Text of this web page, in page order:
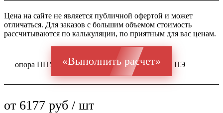
опора ППУ ГОСТ 20295 Ст 10-20 48x3,2 / 140 ПЭ
Цена на сайте не является публичной офертой и может
отличаться. Для заказов с большим объемом стоимость
рассчитываются по калькуляции, по приятным для вас ценам.
«Выполнить расчет»
от 6177 руб / шт